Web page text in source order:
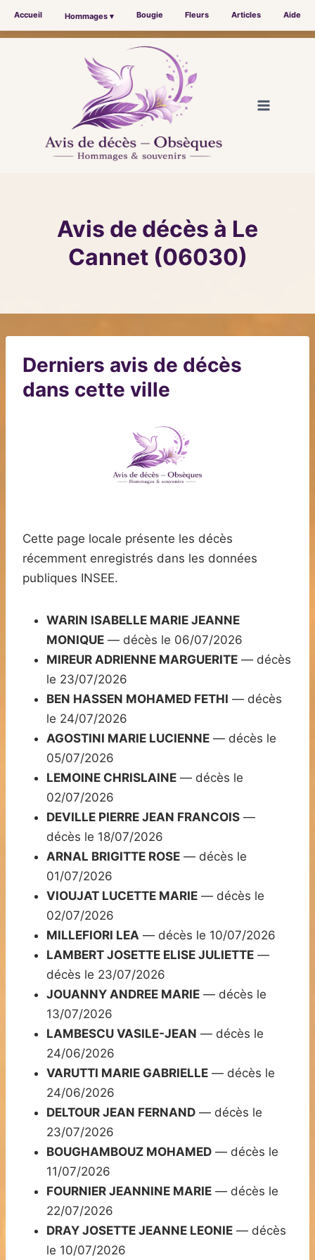
Accueil Hommages ▾ Bougie Fleurs Articles Aide
Avis de décès à Le
Cannet (06030)
Derniers avis de décès
dans cette ville
Cette page locale présente les décès
récemment enregistrés dans les données
publiques INSEE.
WARIN ISABELLE MARIE JEANNE
MONIQUE — décès le 06/07/2026
MIREUR ADRIENNE MARGUERITE — décès
le 23/07/2026
BEN HASSEN MOHAMED FETHI — décès
le 24/07/2026
AGOSTINI MARIE LUCIENNE — décès le
05/07/2026
LEMOINE CHRISLAINE — décès le
02/07/2026
DEVILLE PIERRE JEAN FRANCOIS —
décès le 18/07/2026
ARNAL BRIGITTE ROSE — décès le
01/07/2026
VIOUJAT LUCETTE MARIE — décès le
02/07/2026
MILLEFIORI LEA — décès le 10/07/2026
LAMBERT JOSETTE ELISE JULIETTE —
décès le 23/07/2026
JOUANNY ANDREE MARIE — décès le
13/07/2026
LAMBESCU VASILE-JEAN — décès le
24/06/2026
VARUTTI MARIE GABRIELLE — décès le
24/06/2026
DELTOUR JEAN FERNAND — décès le
23/07/2026
BOUGHAMBOUZ MOHAMED — décès le
11/07/2026
FOURNIER JEANNINE MARIE — décès le
22/07/2026
DRAY JOSETTE JEANNE LEONIE — décès
le 10/07/2026